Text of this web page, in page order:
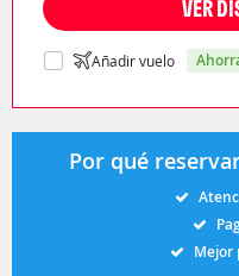
VER
Añadir vuelo
Por qué
Mejor